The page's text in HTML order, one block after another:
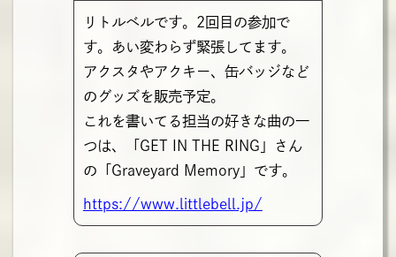
リトルベルです。2回目の参加で
す。あい変わらず緊張してます。
アクスタやアクキー、缶バッジなど
のグッズを販売予定。
これを書いてる担当の好きな曲の一
つは、「GET IN THE RING」さん
の「Graveyard Memory」です。
https://www.littlebell.jp/